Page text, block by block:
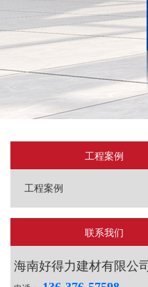
工程案例
工程案例
联系我们
海南好得力建材有限公司